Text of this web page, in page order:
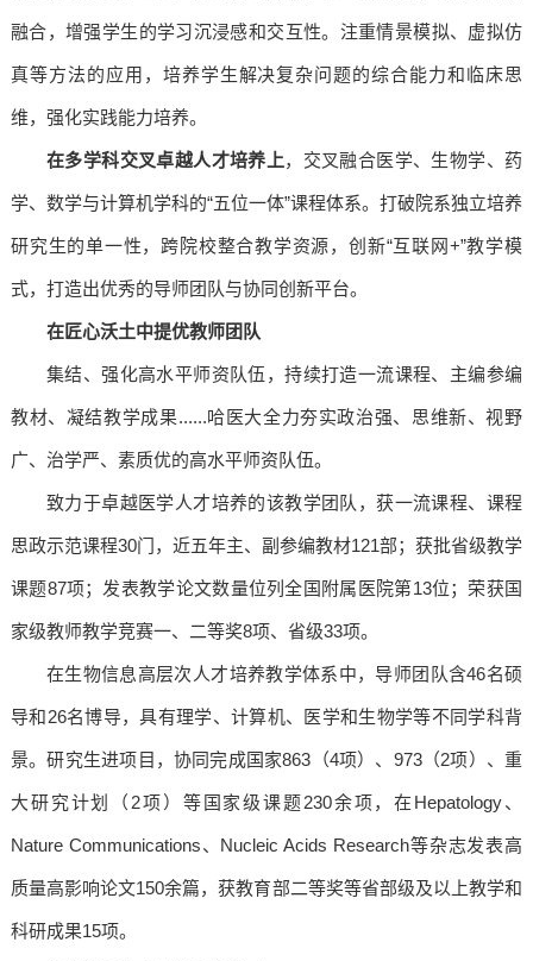
融合，增强学生的学习沉浸感和交互性。注重情景模拟、虚拟仿
真等方法的应用，培养学生解决复杂问题的综合能力和临床思
维，强化实践能力培养。
在多学科交叉卓越人才培养上，交叉融合医学、生物学、药
学、数学与计算机学科的“五位一体”课程体系。打破院系独立培养
研究生的单一性，跨院校整合教学资源，创新“互联网+”教学模
式，打造出优秀的导师团队与协同创新平台。
在匠心沃土中提优教师团队
集结、强化高水平师资队伍，持续打造一流课程、主编参编
教材、凝结教学成果......哈医大全力夯实政治强、思维新、视野
广、治学严、素质优的高水平师资队伍。
致力于卓越医学人才培养的该教学团队，获一流课程、课程
思政示范课程30门，近五年主、副参编教材121部；获批省级教学
课题87项；发表教学论文数量位列全国附属医院第13位；荣获国
家级教师教学竞赛一、二等奖8项、省级33项。
在生物信息高层次人才培养教学体系中，导师团队含46名硕
导和26名博导，具有理学、计算机、医学和生物学等不同学科背
景。研究生进项目，协同完成国家863（4项）、973（2项）、重
大研究计划（2项）等国家级课题230余项，在Hepatology、
Nature Communications、Nucleic Acids Research等杂志发表高
质量高影响论文150余篇，获教育部二等奖等省部级及以上教学和
科研成果15项。